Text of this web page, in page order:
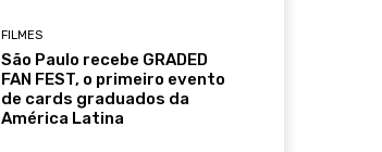
FILMES
São Paulo recebe GRADED
FAN FEST, o primeiro evento
de cards graduados da
América Latina